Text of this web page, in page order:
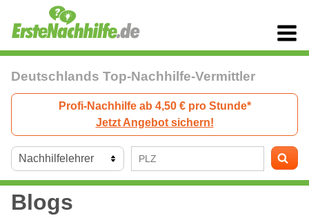
Deutschlands Top-Nachhilfe-Vermittler
Profi-Nachhilfe ab 4,50 € pro Stunde*
Jetzt Angebot sichern!
Blogs